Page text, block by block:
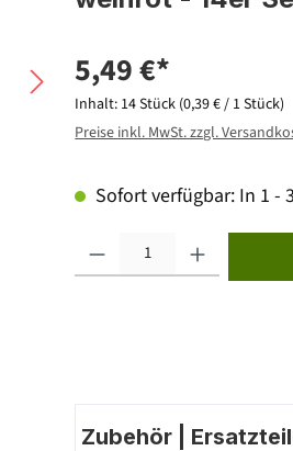
5,49 €*
Inhalt: 14 Stück (0,39 € / 1 Stück)
Preise inkl. MwSt. zzgl.
Sofort verfügbar: In 1 -
Zubehör |